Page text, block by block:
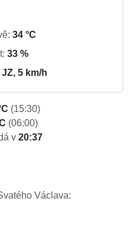
34 °C
33 %
JZ, 5 km/h
(15:30)
(06:00)
v 20:37
Václava: